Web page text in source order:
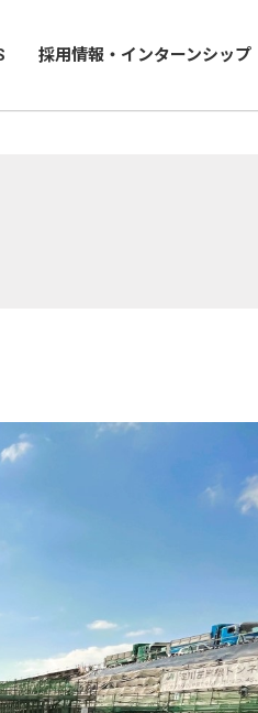
採用情報・インターンシップ